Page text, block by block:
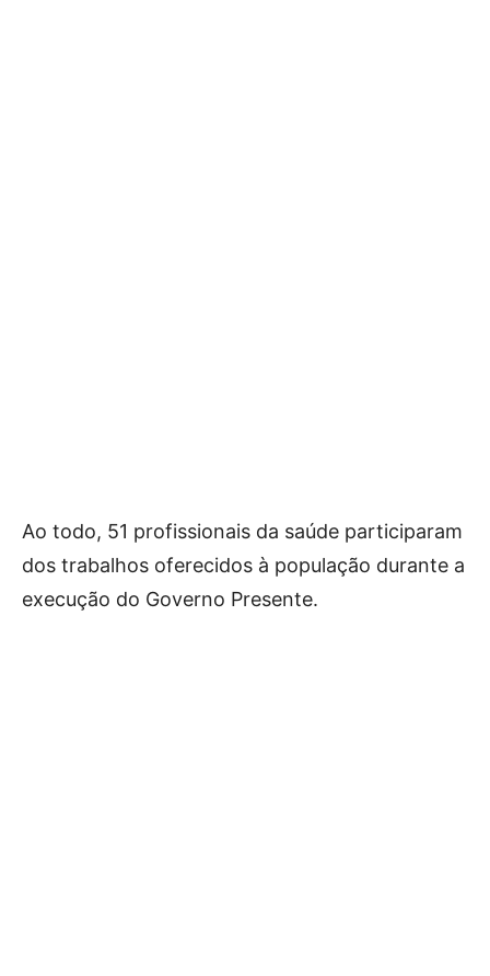
Ao todo, 51 profissionais da saúde participaram
dos trabalhos oferecidos à população durante a
execução do Governo Presente.